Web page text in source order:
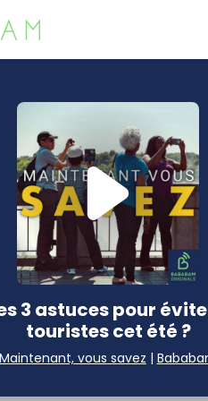
3 astuces pour
touristes cet été ?
Maintenant, vous savez |